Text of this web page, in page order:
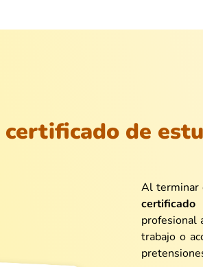
certificado de
Al terminar
profesional
trabajo o